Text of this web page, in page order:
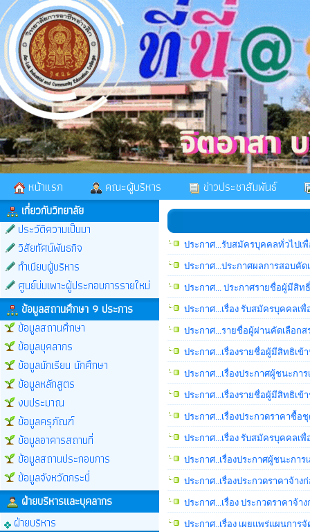
หน้าแรก คณะผู้บริหาร ข่าวประชาสัมพันธ์
เกี่ยวกับวิทยาลัย
ประวัติความเป็นมา
วิสัยทัศน์พันธกิจ
ทำเนียบผู้บริหาร
ศูนย์บ่มเพาะผู้ประกอบการรายใหม่
ข้อมูลสถานศึกษา 9 ประการ
ข้อมูลสถานศึกษา
ข้อมูลบุคลากร
ข้อมูลนักเรียน นักศึกษา
ข้อมูลหลักสูตร
งบประมาณ
ข้อมูลครุภัณฑ์
ข้อมูลอาคารสถานที่
ข้อมูลสถานประกอบการ
ข้อมูลจังหวัดกระบี่
ฝ่ายบริหารและบุคลากร
ฝ่ายบริหาร
ประกาศ...รับสมัครบุคคลทั่วไปเ
ประกาศ...ประกาศผลการสอบคั
ประกาศ... ประกาศรายชื่อผู้มีสิท
ประกาศ...เรื่อง รับสมัครบุคคลเ
ประกาศ...รายชื่อผู้ผ่านคัดเลือก
ประกาศ...เรื่องรายชื่อผู้มีสิทธิเ
ประกาศ...เรื่องประกาศผู้ชนะกา
ประกาศ...เรื่องรายชื่อผู้มีสิทธิเ
ประกาศ...เรื่องประกวดราคาซื้อ
ประกาศ...เรื่อง รับสมัครบุคคลเ
ประกาศ..เรื่องประกาศผู้ชนะกา
ประกาศ..เรื่องประกวดราคาจ้า
ประกาศ...เรื่อง ประกวดราคาจ้
ประกาศ..เรื่อง เผยแพร่แผนกา